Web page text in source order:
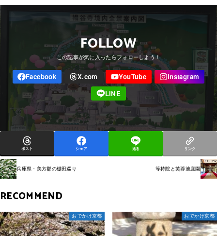
FOLLOW
ポスト シェア 送る リンク
兵庫県・美方郡の棚田巡り 等持院と芙蓉池庭園
RECOMMEND
おでかけ京都 おでかけ京都